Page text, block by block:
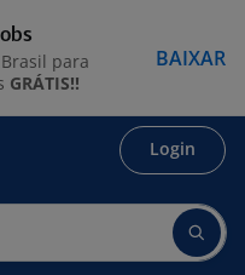
Login
para
GRÁTIS!!
BAIXAR